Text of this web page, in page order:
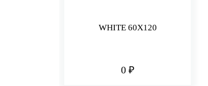
WHITE 60X120
0 ₽